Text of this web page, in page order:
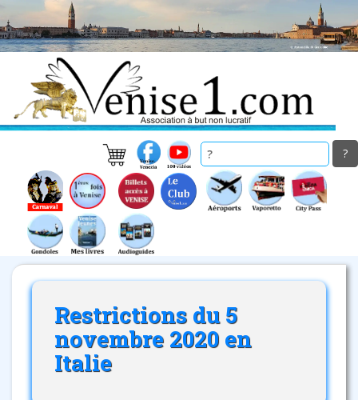
to
main
Restrictions du 5
novembre 2020 en
Italie